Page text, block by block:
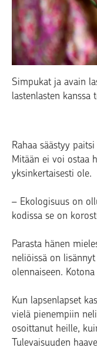
Simpukat ja avain
lastenlasten kanssa
Rahaa säästyy
Mitään ei voi ostaa
yksinkertaisesti ole.
– Ekologisuus on
kodissa se on
Parasta hänen
neliöissä on
olennaiseen.
Kun lapsenlapset
vielä pienempiin
osoittanut heille,
Tulevaisuuden